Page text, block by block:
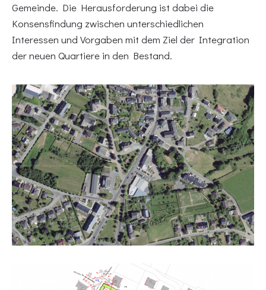
Gemeinde. Die Herausforderung ist dabei die
Konsensfindung zwischen unterschiedlichen
Interessen und Vorgaben mit dem Ziel der Integration
der neuen Quartiere in den Bestand.